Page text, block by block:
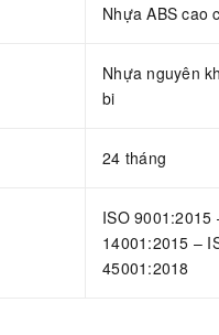
Nhựa ABS cao
Nhựa nguyên
bi
24 tháng
ISO 9001:2015
14001:2015 –
45001:2018